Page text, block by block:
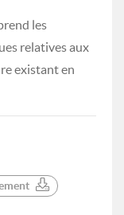
les
relatives aux
existant en